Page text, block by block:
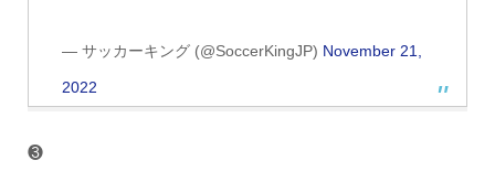
— サッカーキング (@SoccerKingJP) November 21,
2022
❸